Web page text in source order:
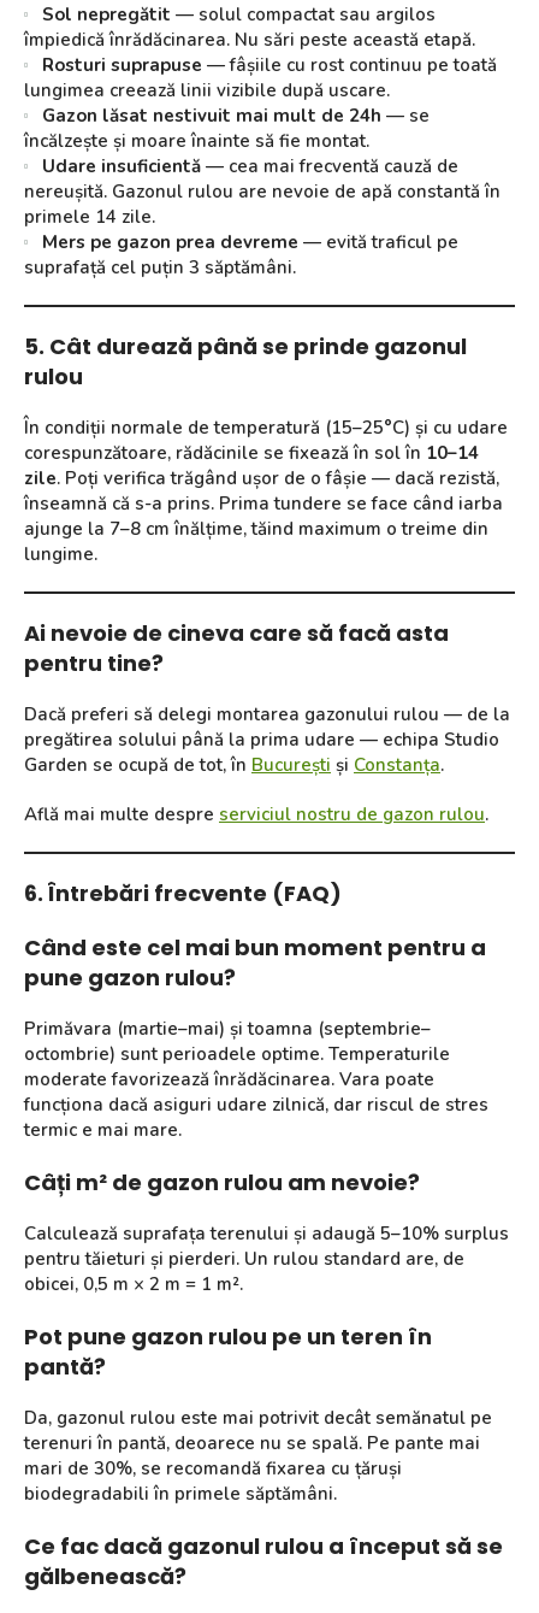
Sol nepregătit — solul compactat sau argilos
împiedică înrădăcinarea. Nu sări peste această etapă.
Rosturi suprapuse — fâșiile cu rost continuu pe toată
lungimea creează linii vizibile după uscare.
Gazon lăsat nestivuit mai mult de 24h — se
încălzește și moare înainte să fie montat.
Udare insuficientă — cea mai frecventă cauză de
nereușită. Gazonul rulou are nevoie de apă constantă în
primele 14 zile.
Mers pe gazon prea devreme — evită traficul pe
suprafață cel puțin 3 săptămâni.
5. Cât durează până se prinde gazonul
rulou
În condiții normale de temperatură (15–25°C) și cu udare
corespunzătoare, rădăcinile se fixează în sol în 10–14
zile. Poți verifica trăgând ușor de o fâșie — dacă rezistă,
înseamnă că s-a prins. Prima tundere se face când iarba
ajunge la 7–8 cm înălțime, tăind maximum o treime din
lungime.
Ai nevoie de cineva care să facă asta
pentru tine?
Dacă preferi să delegi montarea gazonului rulou — de la
pregătirea solului până la prima udare — echipa Studio
Garden se ocupă de tot, în București și Constanța.
Află mai multe despre serviciul nostru de gazon rulou.
6. Întrebări frecvente (FAQ)
Când este cel mai bun moment pentru a
pune gazon rulou?
Primăvara (martie–mai) și toamna (septembrie–
octombrie) sunt perioadele optime. Temperaturile
moderate favorizează înrădăcinarea. Vara poate
funcționa dacă asiguri udare zilnică, dar riscul de stres
termic e mai mare.
Câți m² de gazon rulou am nevoie?
Calculează suprafața terenului și adaugă 5–10% surplus
pentru tăieturi și pierderi. Un rulou standard are, de
obicei, 0,5 m × 2 m = 1 m².
Pot pune gazon rulou pe un teren în
pantă?
Da, gazonul rulou este mai potrivit decât semănatul pe
terenuri în pantă, deoarece nu se spală. Pe pante mai
mari de 30%, se recomandă fixarea cu țăruși
biodegradabili în primele săptămâni.
Ce fac dacă gazonul rulou a început să se
gălbenească?